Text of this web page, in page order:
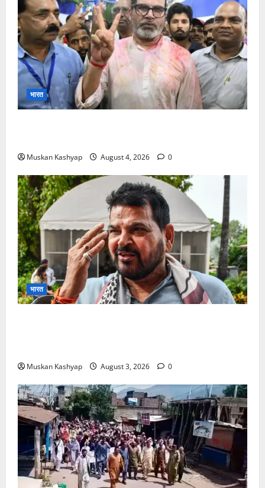
भारत
Muskan Kashyap August 4, 2026 0
भारत
Muskan Kashyap August 3, 2026 0